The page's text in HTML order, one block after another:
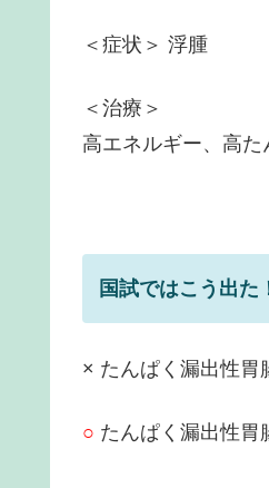
＜症状＞ 浮腫
＜治療＞
高エネルギー、高た
国試ではこう出た
× たんぱく漏出性胃
○ たんぱく漏出性胃